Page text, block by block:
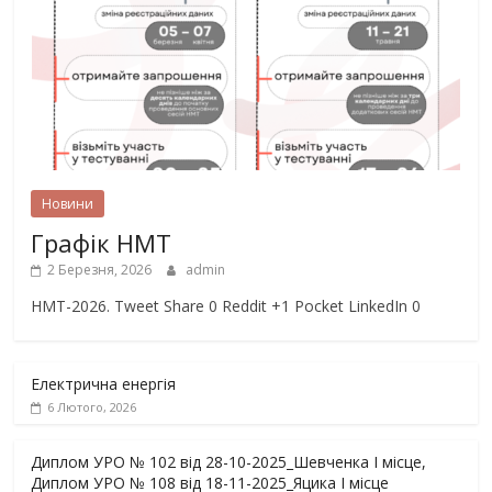
Новини
Графік НМТ
2 Березня, 2026 admin
НМТ-2026. Tweet Share 0 Reddit +1 Pocket LinkedIn 0
Електрична енергія
6 Лютого, 2026
Диплом УРО № 102 від 28-10-2025_Шевченка І місце,
Диплом УРО № 108 від 18-11-2025_Яцика І місце